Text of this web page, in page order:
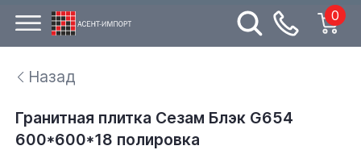
0
Назад
Гранитная плитка Сезам Блэк G654
600*600*18 полировка